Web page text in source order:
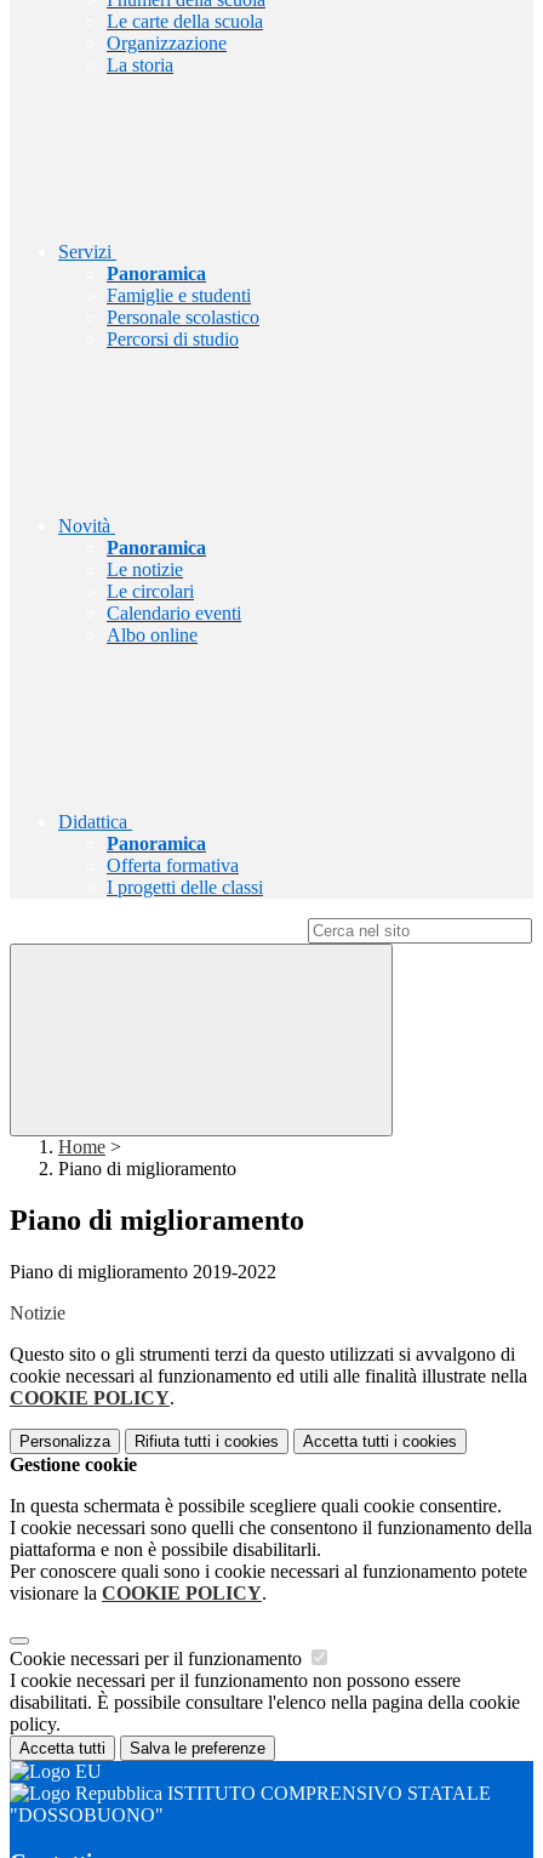
Le carte della scuola
Organizzazione
La storia
Servizi
Panoramica
Famiglie e studenti
Personale scolastico
Percorsi di studio
Novità
Panoramica
Le notizie
Le circolari
Calendario eventi
Albo online
Didattica
Panoramica
Offerta formativa
I progetti delle classi
Home >
Piano di miglioramento
Piano di miglioramento
Piano di miglioramento 2019-2022
Notizie
Questo sito o gli strumenti terzi da questo utilizzati si avvalgono di
cookie necessari al funzionamento ed utili alle finalità illustrate nella
COOKIE POLICY.
Personalizza Rifiuta tutti i cookies Accetta tutti i cookies
Gestione cookie
In questa schermata è possibile scegliere quali cookie consentire.
I cookie necessari sono quelli che consentono il funzionamento della
piattaforma e non è possibile disabilitarli.
Per conoscere quali sono i cookie necessari al funzionamento potete
visionare la COOKIE POLICY.
Cookie necessari per il funzionamento
I cookie necessari per il funzionamento non possono essere
disabilitati. È possibile consultare l'elenco nella pagina della cookie
policy.
Accetta tutti Salva le preferenze
ISTITUTO COMPRENSIVO STATALE
"DOSSOBUONO"